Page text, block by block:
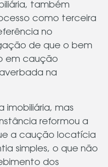
também
como terceira
no
de que o bem
em caução
na
imobiliária, mas
reformou a
a caução locatícia
simples, o que não
dos